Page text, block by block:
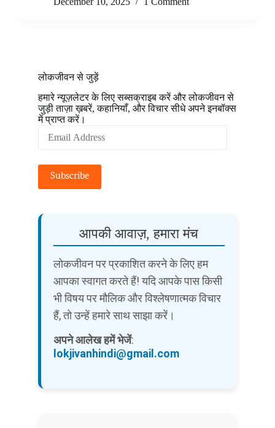
लोकजीवन से जुड़ें
हमारे न्यूज़लेटर के लिए सब्सक्राइब करें और लोकजीवन से
जुड़ी ताज़ा ख़बरें, कहानियाँ, और विचार सीधे अपने इनबॉक्स
में प्राप्त करें।
Address
Subscribe
आपकी आवाज़, हमारा मंच
लोकजीवन पर प्रकाशित करने के लिए हम
आपका स्वागत करते हैं! यदि आपके पास किसी
भी विषय पर मौलिक और विश्लेषणात्मक विचार
हैं, तो उन्हें हमारे साथ साझा करें।
अपने आलेख हमें भेजें:
lokjivanhindi@gmail.com